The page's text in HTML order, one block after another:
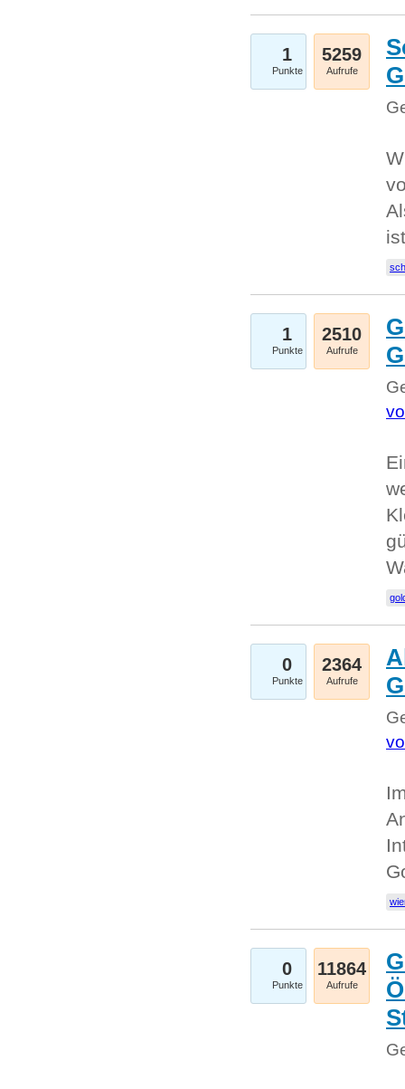
1
Punkte
5259
Aufrufe
1
Punkte
2510
Aufrufe
0
Punkte
2364
Aufrufe
0
Punkte
11864
Aufrufe